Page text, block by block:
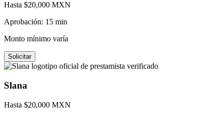
Hasta $20,000 MXN
Aprobación: 15 min
Monto mínimo varía
Solicitar
Slana
Hasta $20,000 MXN